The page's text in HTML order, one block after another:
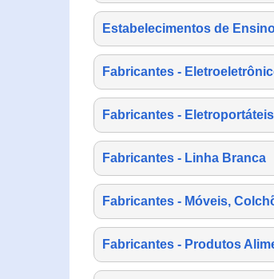
Estabelecimentos de
Fabricantes -
Fabricantes -
Fabricantes - Linha Branca
Fabricantes - Móveis,
Fabricantes - Produtos